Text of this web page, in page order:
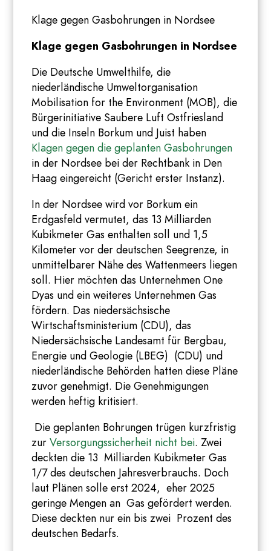
Klage gegen Gasbohrungen in Nordsee
Klage gegen Gasbohrungen in Nordsee
Die Deutsche Umwelthilfe, die
niederländische Umweltorganisation
Mobilisation for the Environment (MOB), die
Bürgerinitiative Saubere Luft Ostfriesland
und die Inseln Borkum und Juist haben
Klagen gegen die geplanten Gasbohrungen
in der Nordsee bei der Rechtbank in Den
Haag eingereicht (Gericht erster Instanz).
In der Nordsee wird vor Borkum ein
Erdgasfeld vermutet, das 13 Milliarden
Kubikmeter Gas enthalten soll und 1,5
Kilometer vor der deutschen Seegrenze, in
unmittelbarer Nähe des Wattenmeers liegen
soll. Hier möchten das Unternehmen One
Dyas und ein weiteres Unternehmen Gas
fördern. Das niedersächsische
Wirtschaftsministerium (CDU), das
Niedersächsische Landesamt für Bergbau,
Energie und Geologie (LBEG) (CDU) und
niederländische Behörden hatten diese Pläne
zuvor genehmigt. Die Genehmigungen
werden heftig kritisiert.
Die geplanten Bohrungen trügen kurzfristig
zurVersorgungssicherheit nicht bei. Zwei
deckten die 13 Milliarden Kubikmeter Gas
1/7 des deutschen Jahresverbrauchs. Doch
laut Plänen solle erst 2024, eher 2025
geringe Mengen an Gas gefördert werden.
Diese deckten nur ein bis zwei Prozent des
deutschen Bedarfs.